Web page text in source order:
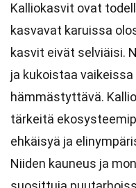
Kalliokasvit ovat
kasvavat karuissa
kasvit eivät selviäisi.
ja kukoistaa
hämmästyttävä.
tärkeitä
ehkäisyä ja
Niiden kauneus ja